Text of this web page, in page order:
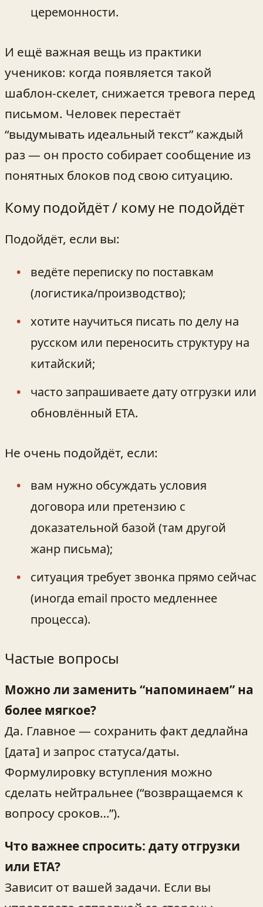
церемонности.
И ещё важная вещь из практики
учеников: когда появляется такой
шаблон‑скелет, снижается тревога перед
письмом. Человек перестаёт
“выдумывать идеальный текст” каждый
раз — он просто собирает сообщение из
понятных блоков под свою ситуацию.
Кому подойдёт / кому не подойдёт
Подойдёт, если вы:
ведёте переписку по поставкам
(логистика/производство);
хотите научиться писать по делу на
русском или переносить структуру на
китайский;
часто запрашиваете дату отгрузки или
обновлённый ETA.
Не очень подойдёт, если:
вам нужно обсуждать условия
договора или претензию с
доказательной базой (там другой
жанр письма);
ситуация требует звонка прямо сейчас
(иногда email просто медленнее
процесса).
Частые вопросы
Можно ли заменить “напоминаем” на
более мягкое?
Да. Главное — сохранить факт дедлайна
[дата] и запрос статуса/даты.
Формулировку вступления можно
сделать нейтральнее (“возвращаемся к
вопросу сроков…”).
Что важнее спросить: дату отгрузки
или ETA?
Зависит от вашей задачи. Если вы